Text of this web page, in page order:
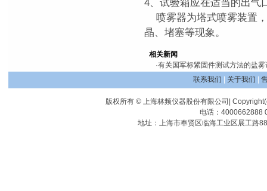
4、试验箱应在适当的出气
喷雾器为塔式喷雾装置
晶、堵塞等现象。
相关新闻
·有关国军标紧固件测试方法的盐
联系我们
关于我们
版权所有 © 上海林频仪器股份有限公司|
电话：4000662888
地址：上海市奉贤区临海工业区展工路